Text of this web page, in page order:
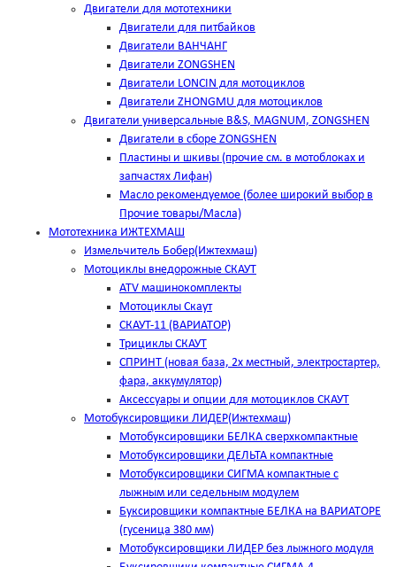
Двигатели для мототехники
Двигатели для питбайков
Двигатели ВАНЧАНГ
Двигатели ZONGSHEN
Двигатели LONCIN для мотоциклов
Двигатели ZHONGMU для мотоциклов
Двигатели универсальные B&S, MAGNUM, ZONGSHEN
Двигатели в сборе ZONGSHEN
Пластины и шкивы (прочие см. в мотоблоках и
запчастях Лифан)
Масло рекомендуемое (более широкий выбор в
Прочие товары/Масла)
Мототехника ИЖТЕХМАШ
Измельчитель Бобер(Ижтехмаш)
Мотоциклы внедорожные СКАУТ
ATV машинокомплекты
Мотоциклы Скаут
СКАУТ-11 (ВАРИАТОР)
Трициклы СКАУТ
СПРИНТ (новая база, 2х местный, электростартер,
фара, аккумулятор)
Аксессуары и опции для мотоциклов СКАУТ
Мотобуксировщики ЛИДЕР(Ижтехмаш)
Мотобуксировщики БЕЛКА сверхкомпактные
Мотобуксировщики ДЕЛЬТА компактные
Мотобуксировщики СИГМА компактные с
лыжным или седельным модулем
Буксировщики компактные БЕЛКА на ВАРИАТОРЕ
(гусеница 380 мм)
Мотобуксировщики ЛИДЕР без лыжного модуля